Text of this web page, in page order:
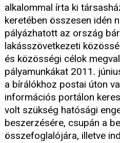
alkalommal írta ki
keretében összesen idén
pályázhatott az ország
lakásszövetkezeti
és közösségi célok
pályamunkákat 2011.
a bírálókhoz postai úton
információs portálon
volt szükség hatósági
beszerzésére, csupán a
összefoglalójára, illetve